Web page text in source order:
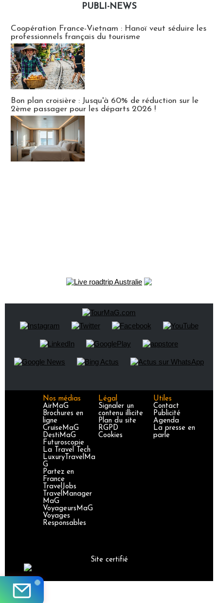
PUBLI-NEWS
Coopération France-Vietnam : Hanoï veut séduire les
professionnels français du tourisme
Bon plan croisière : Jusqu'à 60% de réduction sur le
2ème passager pour les départs 2026 !
Nos médias
AirMaG
Brochures en
ligne
CruiseMaG
DestiMaG
Futuroscopie
La Travel Tech
LuxuryTravelMa
G
Partez en
France
TravelJobs
TravelManager
MaG
VoyageursMaG
Voyages
Responsables
Légal
Signaler un
contenu illicite
Plan du site
RGPD
Cookies
Utiles
Contact
Publicité
Agenda
La presse en
parle
Site certifié